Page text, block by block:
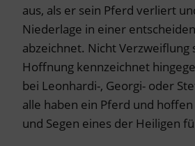
aus, als er sein Pferd verliert
Niederlage in einer
abzeichnet. Nicht Verzweiflung
Hoffnung kennzeichnet
bei Leonhardi-, Georgi- oder
alle haben ein Pferd und
und Segen eines der Heiligen